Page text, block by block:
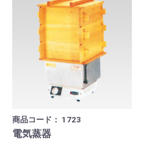
商品コード： 1723
電気蒸器